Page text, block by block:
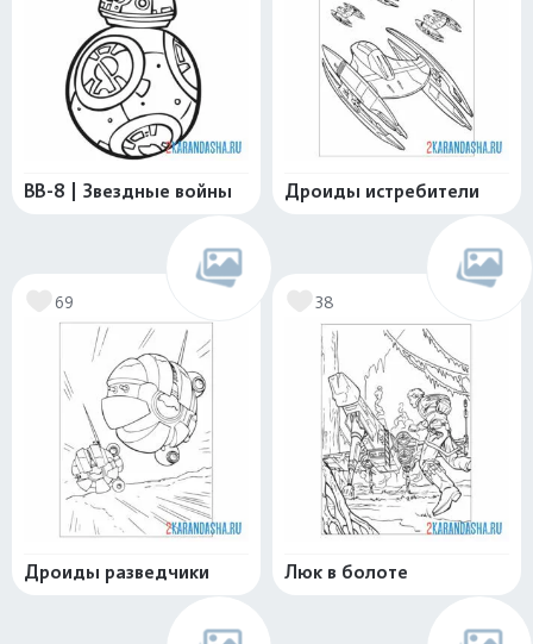
BB-8 | Звездные войны Дроиды истребители
69
Дроиды разведчики
38
Люк в болоте